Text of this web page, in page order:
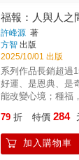
她亟需他人幫助並給予她忠告
鳳高中圖書館主任
人 鄒開蓮／前
會董事長 奮起推薦 ◆各界佳評 這本書是梅琳達‧法蘭奇‧蓋茲在歷經離婚之痛後，送給女性讀者最珍貴的禮物：在任何情況下，如何保持清明、自
信，以及對生命的熱情、對世界的
幫助我們脫離泥沼的可行途徑。 ──丁菱
親、失去最好的朋友、
變，到失去摯愛，
人生過渡期尋求支持的讀者提供建
世界知名慈善家
人經歷中汲取靈感，為讀者提供面對人生轉折
福報：人與人之
許峰源 著
方智 出版
2025/10/01 出版
系列作品長銷超過15萬冊
好運、是恩典、是奇蹟── 更是所有人生方
能改變心境；種福，
到，做到就是福報
們。 他相信「當下
正途中，原本生
79 折 特價 284
加入購物車